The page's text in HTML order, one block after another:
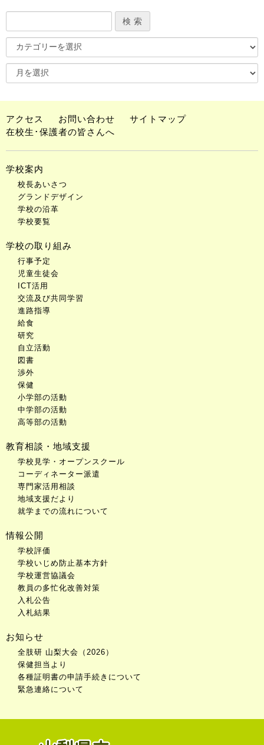
アクセス お問い合わせ
サイトマップ
在校生･保護者の皆さんへ
学校案内
校長あいさつ
グランドデザイン
学校の沿革
学校要覧
学校の取り組み
行事予定
児童生徒会
ICT活用
交流及び共同学習
進路指導
給食
研究
自立活動
図書
渉外
保健
小学部の活動
中学部の活動
高等部の活動
教育相談・地域支援
学校見学・オープンスクール
コーディネーター派遣
専門家活用相談
地域支援だより
就学までの流れについて
情報公開
学校評価
学校いじめ防止基本方針
学校運営協議会
教員の多忙化改善対策
入札公告
入札結果
お知らせ
全肢研 山梨大会（2026）
保健担当より
各種証明書の申請手続きについて
緊急連絡について